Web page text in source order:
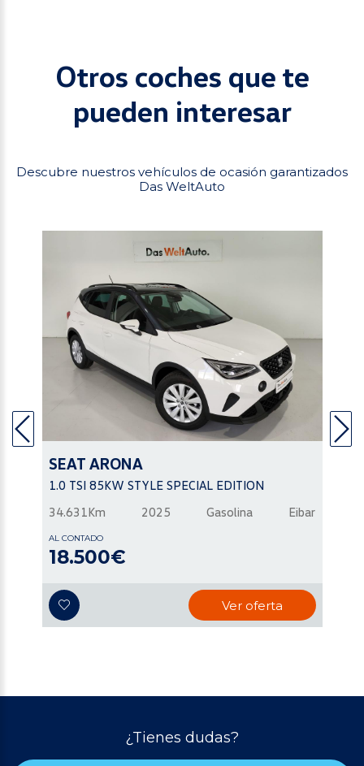
Otros coches que te
pueden interesar
Descubre nuestros vehículos de ocasión garantizados
Das WeltAuto
SEAT ARONA
1.0 TSI 85KW STYLE SPECIAL EDITION
34.631Km
2025 Gasolina Eibar
AL CONTADO
18.500€
Ver oferta
¿Tienes dudas?